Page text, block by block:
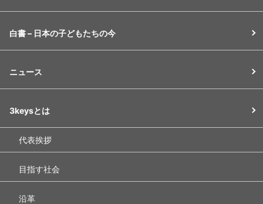
白書 – 日本の子どもたちの今
ニュース
3keysとは
代表挨拶
目指す社会
沿革